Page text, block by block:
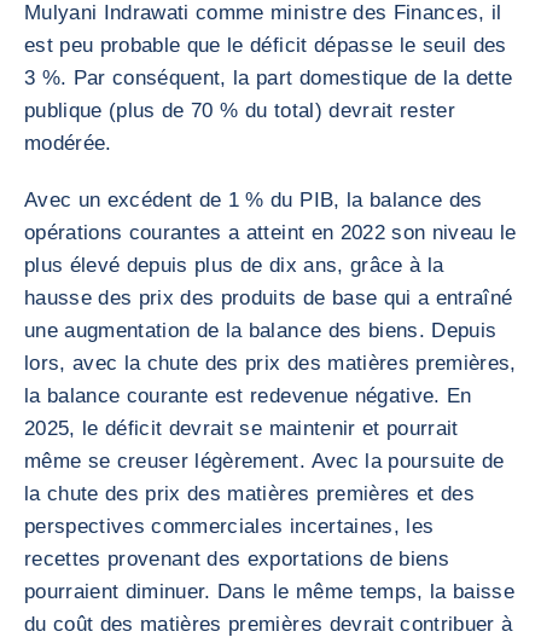
Mulyani Indrawati comme ministre des Finances, il
est peu probable que le déficit dépasse le seuil des
3 %. Par conséquent, la part domestique de la dette
publique (plus de 70 % du total) devrait rester
modérée.
Avec un excédent de 1 % du PIB, la balance des
opérations courantes a atteint en 2022 son niveau le
plus élevé depuis plus de dix ans, grâce à la
hausse des prix des produits de base qui a entraîné
une augmentation de la balance des biens. Depuis
lors, avec la chute des prix des matières premières,
la balance courante est redevenue négative. En
2025, le déficit devrait se maintenir et pourrait
même se creuser légèrement. Avec la poursuite de
la chute des prix des matières premières et des
perspectives commerciales incertaines, les
recettes provenant des exportations de biens
pourraient diminuer. Dans le même temps, la baisse
du coût des matières premières devrait contribuer à